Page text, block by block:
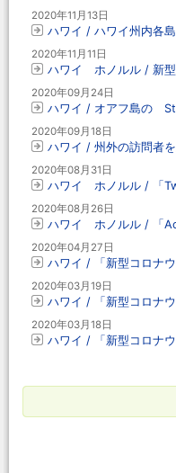
2020年11月13日
ハワイ / ハワイ州内各
2020年11月11日
ハワイ ホノルル / 新型
2020年09月24日
ハワイ / オアフ島の
2020年09月18日
ハワイ / 州外の訪問者
2020年08月31日
ハワイ ホノルル / 「
2020年08月26日
ハワイ ホノルル / 「
2020年04月27日
ハワイ / 「新型コロナ
2020年03月19日
ハワイ / 「新型コロナ
2020年03月18日
ハワイ / 「新型コロナ